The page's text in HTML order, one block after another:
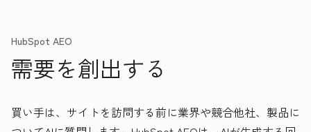
HubSpot AEO
需要を創出する
買い手は、サイトを訪問する前に業界や競合他社、製品に